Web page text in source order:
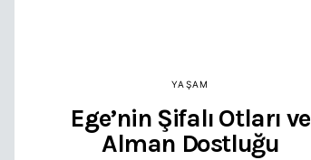
YAŞAM
Ege’nin Şifalı Otları ve
Alman Dostluğu